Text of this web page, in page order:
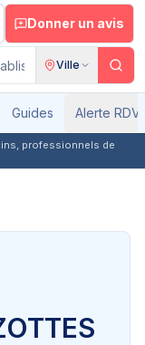
Donner un avis
Ville
Guides Alerte RDV
professionnels de